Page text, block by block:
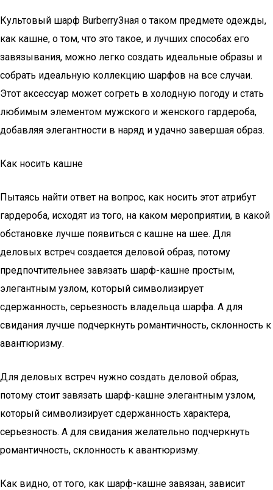
Культовый шарф BurberryЗная о таком предмете одежды,
как кашне, о том, что это такое, и лучших способах его
завязывания, можно легко создать идеальные образы и
собрать идеальную коллекцию шарфов на все случаи.
Этот аксессуар может согреть в холодную погоду и стать
любимым элементом мужского и женского гардероба,
добавляя элегантности в наряд и удачно завершая образ.
Как носить кашне
Пытаясь найти ответ на вопрос, как носить этот атрибут
гардероба, исходят из того, на каком мероприятии, в какой
обстановке лучше появиться с кашне на шее. Для
деловых встреч создается деловой образ, потому
предпочтительнее завязать шарф-кашне простым,
элегантным узлом, который символизирует
сдержанность, серьезность владельца шарфа. А для
свидания лучше подчеркнуть романтичность, склонность к
авантюризму.
Для деловых встреч нужно создать деловой образ,
потому стоит завязать шарф-кашне элегантным узлом,
который символизирует сдержанность характера,
серьезность. А для свидания желательно подчеркнуть
романтичность, склонность к авантюризму.
Как видно, от того, как шарф-кашне завязан, зависит